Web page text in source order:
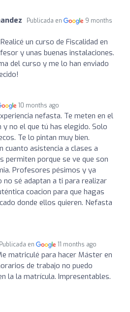
Publicada en
9 months
Realicé un curso de Fiscalidad en
y unas buenas instalaciones.
del curso y me lo han enviado
10 months ago
nefasta. Te meten en el
no el que tú has elegido. Solo
Te lo pintan muy bien.
cuanto asistencia a clases a
permiten porque se ve que son
Profesores pésimos y ya
no sé adaptan a ti para realizar
coacion para que hagas
donde ellos quieren. Nefasta
Publicada en 11 months ago
matriculé para hacer Máster en
de trabajo no puedo
la la matrícula. Impresentables.